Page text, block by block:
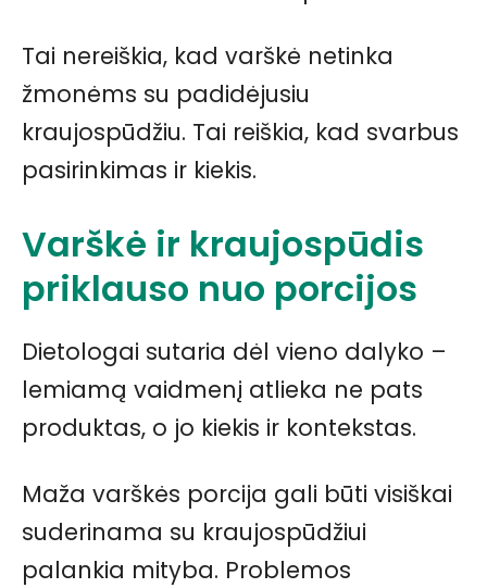
Tai nereiškia, kad varškė netinka
žmonėms su padidėjusiu
kraujospūdžiu. Tai reiškia, kad svarbus
pasirinkimas ir kiekis.
Varškė ir kraujospūdis
priklauso nuo porcijos
Dietologai sutaria dėl vieno dalyko –
lemiamą vaidmenį atlieka ne pats
produktas, o jo kiekis ir kontekstas.
Maža varškės porcija gali būti visiškai
suderinama su kraujospūdžiui
palankia mityba. Problemos